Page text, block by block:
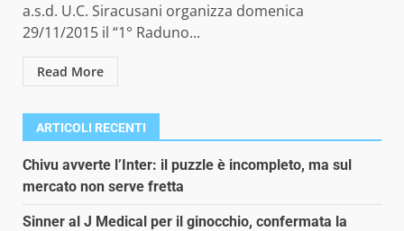
a.s.d. U.C. Siracusani organizza domenica
29/11/2015 il “1° Raduno...
Read More
ARTICOLI RECENTI
Chivu avverte l’Inter: il puzzle è incompleto, ma sul
mercato non serve fretta
Sinner al J Medical per il ginocchio, confermata la